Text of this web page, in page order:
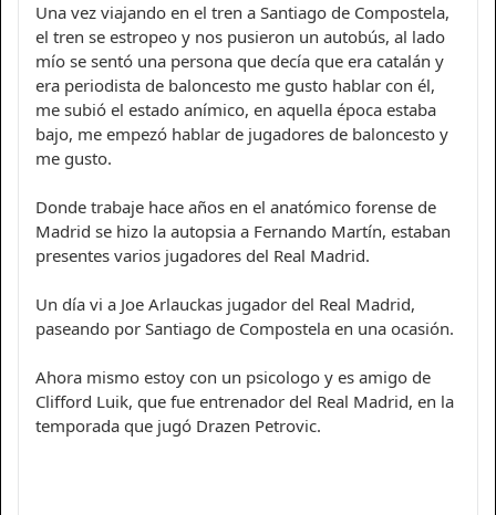
Una vez viajando en el tren a Santiago de Compostela,
el tren se estropeo y nos pusieron un autobús, al lado
mío se sentó una persona que decía que era catalán y
era periodista de baloncesto me gusto hablar con él,
me subió el estado anímico, en aquella época estaba
bajo, me empezó hablar de jugadores de baloncesto y
me gusto.
Donde trabaje hace años en el anatómico forense de
Madrid se hizo la autopsia a Fernando Martín, estaban
presentes varios jugadores del Real Madrid.
Un día vi a Joe Arlauckas jugador del Real Madrid,
paseando por Santiago de Compostela en una ocasión.
Ahora mismo estoy con un psicologo y es amigo de
Clifford Luik, que fue entrenador del Real Madrid, en la
temporada que jugó Drazen Petrovic.